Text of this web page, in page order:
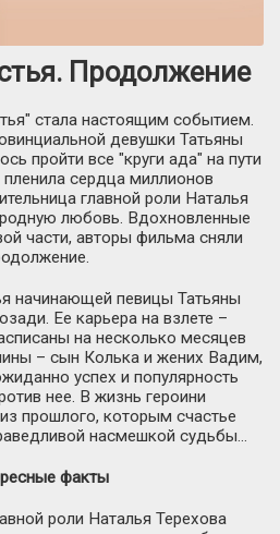
Продолжение
стала настоящим событием.
девушки Татьяны
пройти все "круги ада" на пути
сердца миллионов
главной роли Наталья
любовь. Вдохновленные
части, авторы фильма сняли
начинающей певицы Татьяны
Ее карьера на взлете –
на несколько месяцев
– сын Колька и жених Вадим,
успех и популярность
нее. В жизнь героини
прошлого, которым счастье
насмешкой судьбы…
факты
роли Наталья Терехова